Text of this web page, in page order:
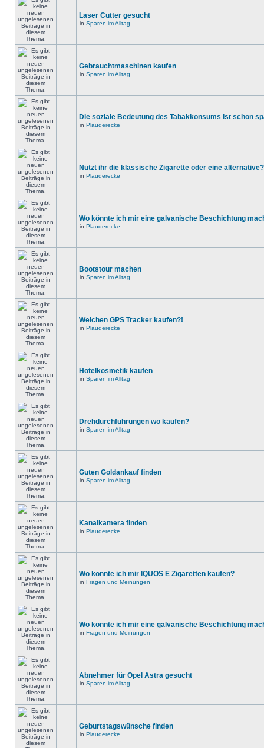
Laser Cutter gesucht
in Sparen im Alltag
Gebrauchtmaschinen kaufen
in Sparen im Alltag
Die soziale Bedeutung des Tabakkonsums ist schon
in Plauderecke
Nutzt ihr die klassische Zigarette oder eine alternative?
in Plauderecke
Wo könnte ich mir eine galvanische Beschichtung
in Plauderecke
Bootstour machen
in Sparen im Alltag
Welchen GPS Tracker kaufen?!
in Plauderecke
Hotelkosmetik kaufen
in Sparen im Alltag
Drehdurchführungen wo kaufen?
in Sparen im Alltag
Guten Goldankauf finden
in Sparen im Alltag
Kanalkamera finden
in Plauderecke
Wo könnte ich mir IQUOS E Zigaretten kaufen?
in Fragen und Meinungen
Wo könnte ich mir eine galvanische Beschichtung
in Fragen und Meinungen
Abnehmer für Opel Astra gesucht
in Sparen im Alltag
Geburtstagswünsche finden
in Plauderecke